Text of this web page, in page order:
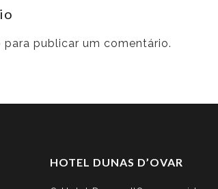
para publicar um comentário.
HOTEL DUNAS D’OVAR